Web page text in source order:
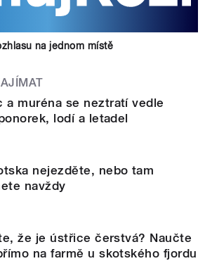
na jednom místě
a muréna se neztratí vedle
lodí a letadel
nejezděte, nebo tam
navždy
že je ústřice čerstvá? Naučte
na farmě u skotského fjordu